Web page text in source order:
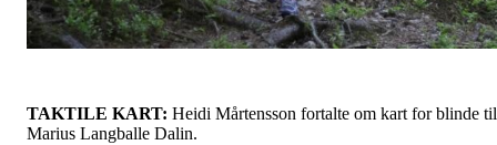
TAKTILE KART: Heidi Mårtensson fortalte om kart for blinde til
Marius Langballe Dalin.